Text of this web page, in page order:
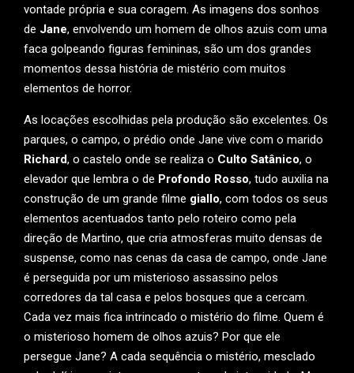
vontade própria e sua coragem. As imagens dos sonhos
de Jane, envolvendo um homem de olhos azuis com uma
faca golpeando figuras femininas, são um dos grandes
momentos dessa história de mistério com muitos
elementos de horror.
As locações escolhidas pela produção são excelentes. Os
parques, o campo, o prédio onde Jane vive com o marido
Richard, o castelo onde se realiza o Culto Satânico, o
elevador que lembra o de Profondo Rosso, tudo auxilia na
construção de um grande filme giallo, com todos os seus
elementos acentuados tanto pelo roteiro como pela
direção de Martino, que cria atmosferas muito densas de
suspense, como nas cenas da casa de campo, onde Jane
é perseguida por um misterioso assassino pelos
corredores da tal casa e pelos bosques que a cercam.
Cada vez mais fica intrincado o mistério do filme. Quem é
o misterioso homem de olhos azuis? Por que ele
persegue Jane? A cada sequência o mistério, mesclado